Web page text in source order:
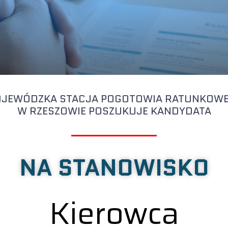
STACJA POGOTOWIA
W RZESZOWIE POSZUKUJE KANDYDATA
NA STANOWISKO
Kierowca